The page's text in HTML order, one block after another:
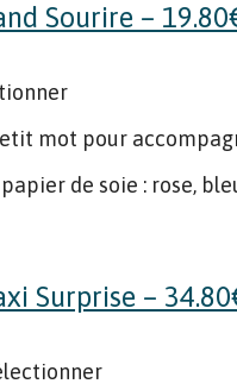
Sourire –
mot pour
de soie : rose,
Surprise –